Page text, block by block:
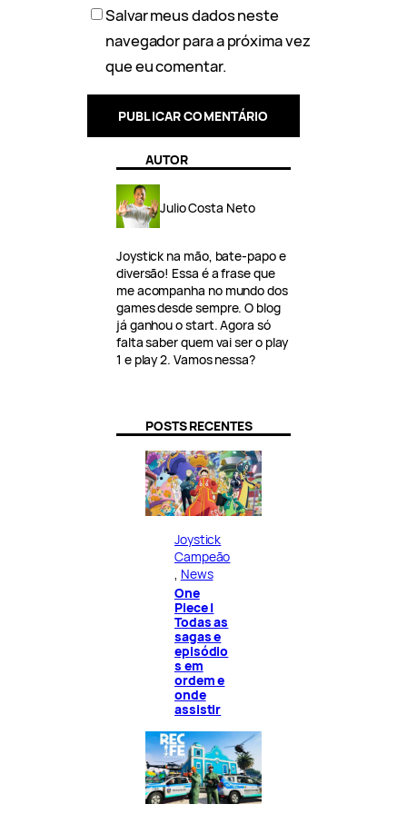
Salvar meus dados neste
navegador para a próxima vez
que eu comentar.
AUTOR
Julio Costa Neto
Joystick na mão, bate-papo e
diversão! Essa é a frase que
me acompanha no mundo dos
games desde sempre. O blog
já ganhou o start. Agora só
falta saber quem vai ser o play
1 e play 2. Vamos nessa?
POSTS RECENTES
Joystick
Campeão
News
One
Piece |
Todas as
sagas e
episódio
s em
ordem e
onde
assistir